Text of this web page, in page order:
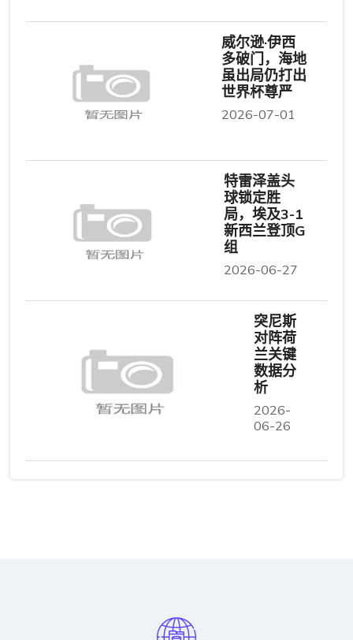
威尔逊·伊西
多破门，海地
虽出局仍打出
世界杯尊严
2026-07-01
特雷泽盖头
球锁定胜
局，埃及3-1
新西兰登顶G
组
2026-06-27
突尼斯
对阵荷
兰关键
数据分
析
2026-
06-26